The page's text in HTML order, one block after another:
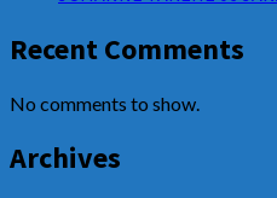
Recent Comments
No comments to show.
Archives